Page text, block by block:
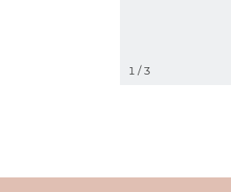
1 / 3